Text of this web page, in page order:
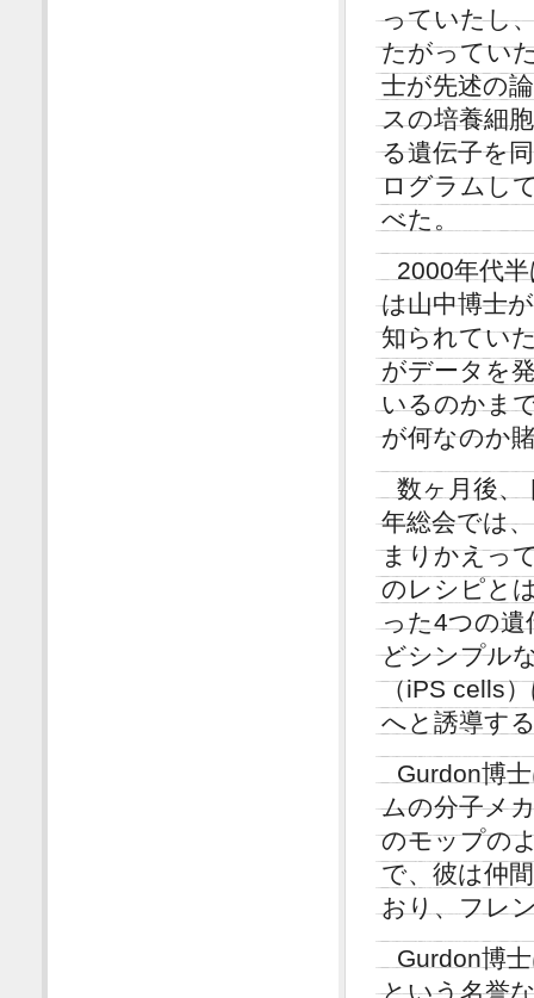
っていたし
たがってい
士が先述の
スの培養細
る遺伝子を
ログラムし
べた。
2000年代
は山中博士
知られてい
がデータを
いるのかま
が何なのか
数ヶ月後、
年総会では
まりかえっ
のレシピと
った4つの遺
どシンプル
（iPS cells
へと誘導す
Gurdon博
ムの分子メ
のモップの
で、彼は仲
おり、フレ
Gurdon博
という名誉